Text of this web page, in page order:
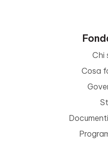
Chi
Cosa